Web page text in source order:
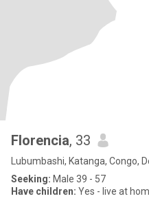
Florencia, 33
Lubumbashi, Katanga, Congo,
Seeking: Male 39 - 57
Have children: Yes - live at